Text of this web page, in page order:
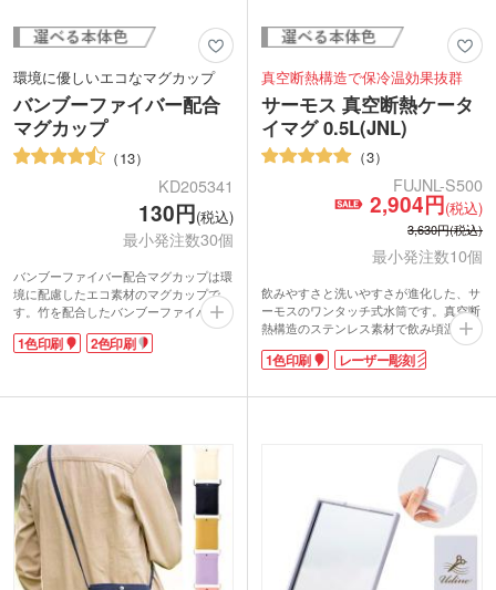
環境に優しいエコなマグカップ
バンブーファイバー配合
マグカップ
13
KD205341
130円(税込)
最小発注数30個
バンブーファイバー配合マグカップは環
境に配慮したエコ素材のマグカップで
す。竹を配合したバンブーファイバー樹
脂を使用しています。安価で軽量、割れ
にくく繰り返し使えるのが魅力です。マ
るので、イベントや展示会での企業アピ
ントを入れたり、回転シルク印刷でぐる
っと大きく印刷したり、豊富な印刷方法
から選べます。お気に入りのデザインを
印刷してオリジナルマグカップを作成で
きます。
1色印刷 2色印刷
真空断熱構造で保冷温効果抜群
サーモス 真空断熱ケータ
イマグ 0.5L(JNL)
3
FUJNL-S500
2,904円(税込)
3,630円(税込)
最小発注数10個
飲みやすさと洗いやすさが進化した、サ
ーモスのワンタッチ式水筒です。真空断
熱構造のステンレス素材で飲み頃温度を
キープ。唇にフィットしやすい形状なの
で、飲み心地抜群です。外して洗えるパ
トボトル1本分と同じ500mlです。年代問
動画提供 : THERMOS Official
1色印刷 レーザー彫刻